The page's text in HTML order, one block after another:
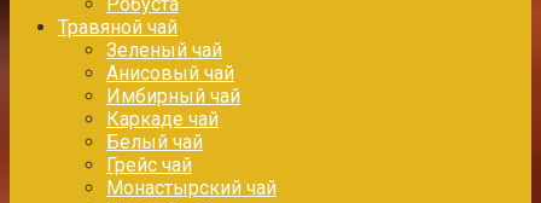
Травяной чай
Зеленый чай
Анисовый чай
Имбирный чай
Каркаде чай
Белый чай
Грейс чай
Монастырский чай